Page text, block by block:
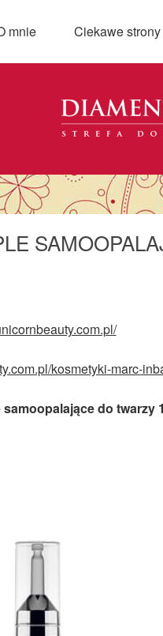
mnie Ciekawe strony
kosmetyki-marc-
do twarzy